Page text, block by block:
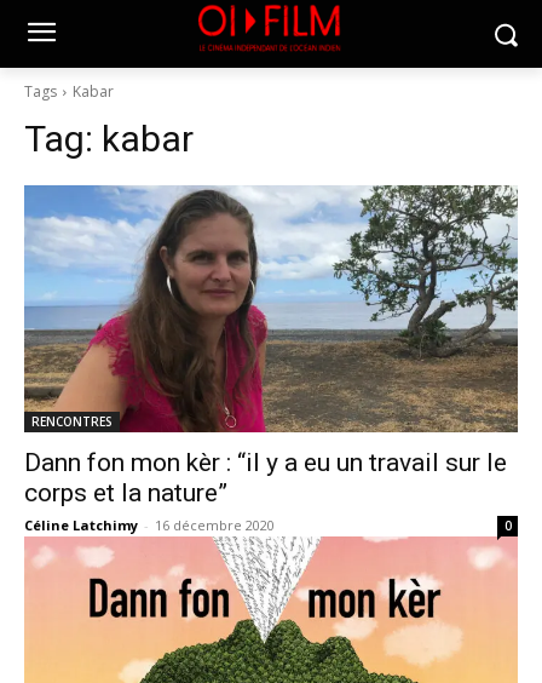
Tags Kabar
Tag: kabar
RENCONTRES
Dann fon mon kèr : “il y a eu un travail sur le
corps et la nature”
Céline Latchimy - 16 décembre 2020 0